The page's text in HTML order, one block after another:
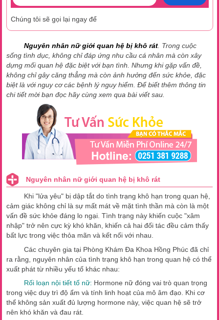
Chúng tôi sẽ gọi lại ngay để
Nguyên nhân nữ giới quan hệ bị khô rát . Trong cuộc
sống tình dục, không chỉ đáp ứng nhu cầu cá nhân mà còn xây
dựng mối quan hệ đặc biệt với bạn tình. Nhưng khi gặp vấn đề,
không chỉ gây căng thẳng mà còn ảnh hưởng đến sức khỏe, đặc
biệt là với nguy cơ các bệnh lý nguy hiểm. Để biết thêm thông tin
chi tiết mời bạn đọc hãy cùng xem qua bài viết sau.
Nguyên nhân nữ giới quan hệ bị khô rát
Khi "lửa yêu" bị dập tắt do tình trạng khô hạn trong quan hệ,
cảm giác không chỉ là sự mất mát về mặt tình thần mà còn là một
vấn đề sức khỏe đáng lo ngại. Tình trạng này khiến cuộc "xâm
nhập" trở nên cực kỳ khó khăn, khiến cả hai đối tác đều cảm thấy
bất lực trong việc thỏa mãn và kết nối với nhau.
Các chuyên gia tại Phòng Khám Đa Khoa Hồng Phúc đã chỉ
ra rằng, nguyên nhân của tình trạng khô hạn trong quan hệ có thể
xuất phát từ nhiều yếu tố khác nhau:
Rối loạn nội tiết tố nữ: Hormone nữ đóng vai trò quan trọng
trong việc duy trì độ ẩm và tính linh hoạt của mô âm đạo. Khi cơ
thể không sản xuất đủ lượng hormone này, việc quan hệ sẽ trở
nên khó khăn và đau rát.